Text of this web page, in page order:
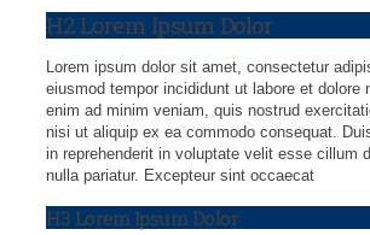
H2 Lorem Ipsum Dolor
Lorem ipsum dolor sit amet, consectetur
eiusmod tempor incididunt ut labore et dolore
enim ad minim veniam, quis nostrud
nisi ut aliquip ex ea commodo consequat.
in reprehenderit in voluptate velit esse cillum
nulla pariatur. Excepteur sint occaecat
H3 Lorem Ipsum Dolor